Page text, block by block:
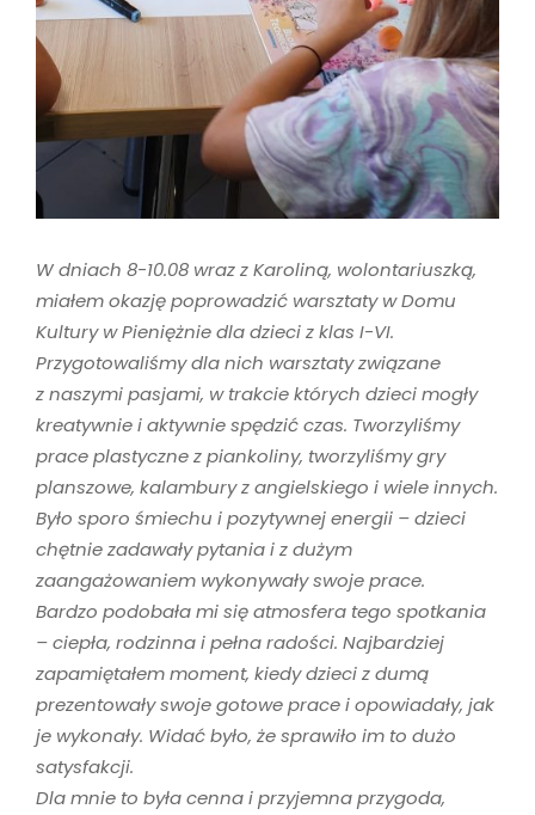
W dniach 8-10.08 wraz z Karoliną, wolontariuszką,
miałem okazję poprowadzić warsztaty w Domu
Kultury w Pieniężnie dla dzieci z klas I-VI.
Przygotowaliśmy dla nich warsztaty związane
z naszymi pasjami, w trakcie których dzieci mogły
kreatywnie i aktywnie spędzić czas. Tworzyliśmy
prace plastyczne z piankoliny, tworzyliśmy gry
planszowe, kalambury z angielskiego i wiele innych.
Było sporo śmiechu i pozytywnej energii – dzieci
chętnie zadawały pytania i z dużym
zaangażowaniem wykonywały swoje prace.
Bardzo podobała mi się atmosfera tego spotkania
– ciepła, rodzinna i pełna radości. Najbardziej
zapamiętałem moment, kiedy dzieci z dumą
prezentowały swoje gotowe prace i opowiadały, jak
je wykonały. Widać było, że sprawiło im to dużo
satysfakcji.
Dla mnie to była cenna i przyjemna przygoda,